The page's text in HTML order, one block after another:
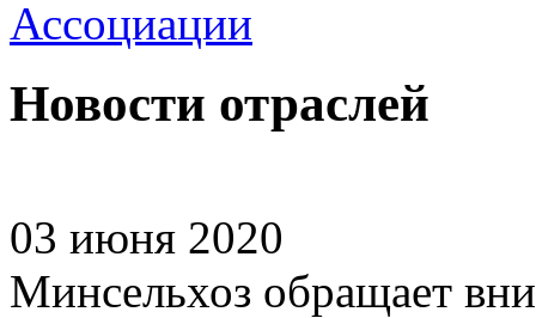
Новости отраслей
03 июня 2020
Минсельхоз обращает